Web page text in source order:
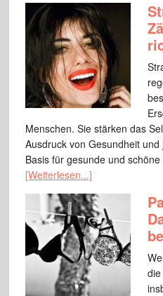
Menschen. Sie stärken das
Ausdruck von Gesundheit
Basis für gesunde und
[Weiterlesen...]